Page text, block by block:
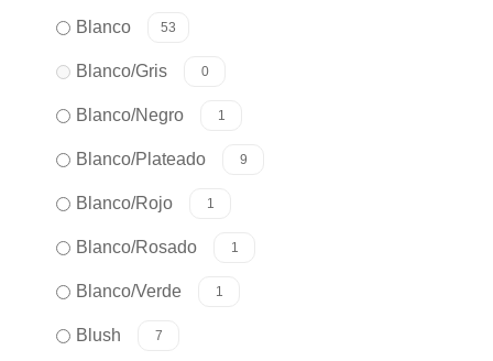
Blanco 53
Blanco/Gris 0
Blanco/Negro 1
Blanco/Plateado 9
Blanco/Rojo 1
Blanco/Rosado 1
Blanco/Verde 1
Blush 7